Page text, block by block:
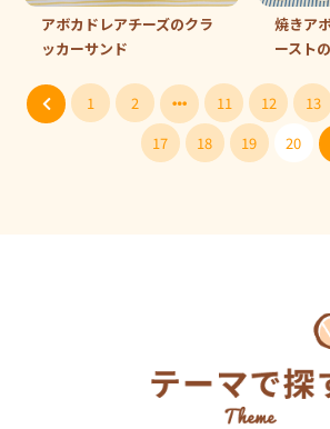
アボカドレアチーズのクラ
ッカーサンド
焼きア
ースト
1 2 11 12 13
17
18 19 20